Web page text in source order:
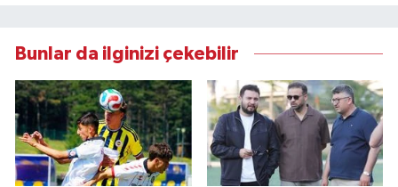
Bunlar da ilginizi çekebilir